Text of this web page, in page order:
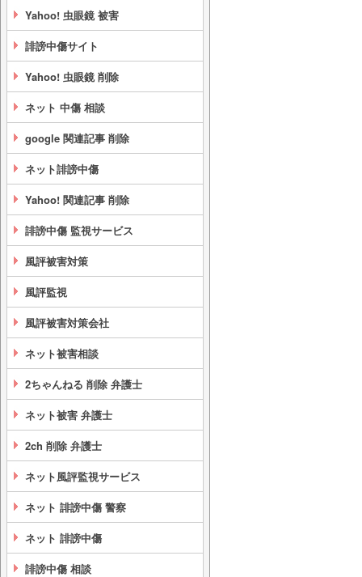
Yahoo! 虫眼鏡 被害
誹謗中傷サイト
Yahoo! 虫眼鏡 削除
ネット 中傷 相談
google 関連記事 削除
ネット誹謗中傷
Yahoo! 関連記事 削除
誹謗中傷 監視サービス
風評被害対策
風評監視
風評被害対策会社
ネット被害相談
2ちゃんねる 削除 弁護士
ネット被害 弁護士
2ch 削除 弁護士
ネット風評監視サービス
ネット 誹謗中傷 警察
ネット 誹謗中傷
誹謗中傷 相談